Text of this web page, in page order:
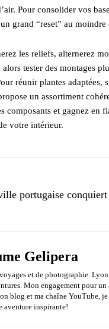
Pour consolider vos
grand “reset” au moindre
les reliefs, alternerez
tester des montages
réunir plantes
un assortiment
composants et gagnez en
votre intérieur.
portugaise conquiert
Gelipera
et de photographie.
Mon engagement pour un
blog et ma chaîne YouTube,
aventure inspirante!